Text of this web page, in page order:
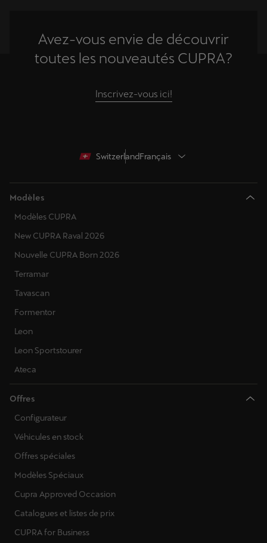
Avez-vous envie de découvrir
toutes les nouveautés CUPRA?
Inscrivez-vous ici!
SwitzerlandFrançais
Modèles
Modèles CUPRA
New CUPRA Raval 2026
Nouvelle CUPRA Born 2026
Terramar
Tavascan
Formentor
Leon
Leon Sportstourer
Ateca
Offres
Configurateur
Véhicules en stock
Offres spéciales
Modèles Spéciaux
Cupra Approved Occasion
Catalogues et listes de prix
CUPRA for Business